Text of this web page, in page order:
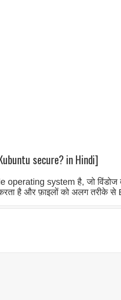
secure? in Hindi]
system है, जो विंडोज
है और फ़ाइलों को अलग तरीके से